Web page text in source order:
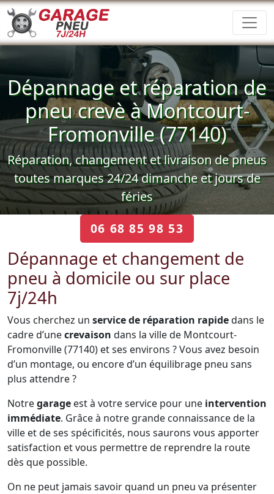
Dépannage et réparation de
pneu crevè à Montcourt-
Fromonville (77140)
Réparation, changement et livraison de pneus
toutes marques 24/24 dimanche et jours de
féries
06 68 85 98 53
Dépannage et changement de
pneu à domicile ou sur place
7j/24h
Vous cherchez un service de réparation rapidedans le
cadre d’unecrevaison dans la ville de Montcourt-
Fromonville (77140) et ses environs ? Vous avez besoin
d’un montage, ou encore d’un équilibrage pneu sans
plus attendre ?
Notregarage est à votre service pour une intervention
immédiate. Grâce à notre grande connaissance de la
ville et de ses spécificités, nous saurons vous apporter
satisfaction et vous permettre de reprendre la route
dès que possible.
On ne peut jamais savoir quand un pneu va présenter